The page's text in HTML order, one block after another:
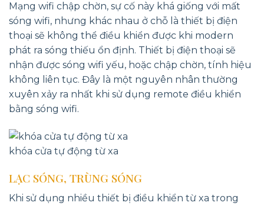
Mạng wifi chập chờn, sự cố này khá giống với mất
sóng wifi, nhưng khác nhau ở chỗ là thiết bị điện
thoại sẽ không thể điều khiển được khi modern
phát ra sóng thiếu ổn định. Thiết bị điện thoại sẽ
nhận được sóng wifi yếu, hoặc chập chờn, tính hiệu
không liên tục. Đây là một nguyên nhân thường
xuyên xảy ra nhất khi sử dụng remote điều khiển
bằng sóng wifi.
khóa cửa tự động từ xa
LẠC SÓNG, TRÙNG SÓNG
Khi sử dụng nhiều thiết bị điều khiển từ xa trong